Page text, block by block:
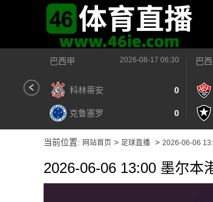
巴西甲 2026-08-17 06:30
科林蒂安 0
克鲁塞罗 0
巴
当前位置: 网站首页 > 足球直播 > 2026-06-06
2026-06-06 13:00 墨尔本